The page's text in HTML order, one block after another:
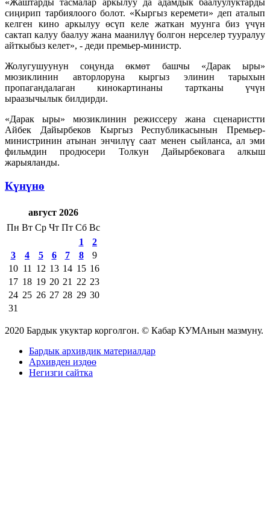
сиңирип тарбиялоого болот. «Кыргыз керемети» деп аталып
келген кино аркылуу өсүп келе жаткан муунга биз үчүн
сактап калуу баалуу жана маанилүү болгон нерселер тууралуу
айткыбыз келет», - деди премьер-министр.
Жолугушуунун соңунда өкмөт башчы «Дарак ыры»
мюзиклинин авторлоруна кыргыз элинин тарыхын
пропагандалаган кинокартинаны тартканы үчүн
ыраазычылык билдирди.
«Дарак ыры» мюзиклинин режиссеру жана сценаристти
Айбек Дайырбеков Кыргыз Республикасынын Премьер-
министринин атынан энчилүү саат менен сыйланса, ал эми
фильмдин продюсери Толкун Дайырбековага алкыш
жарыяланды.
Күнүнө
август 2026
Пн Вт Ср Чт Пт Сб Вс
1
2
3
4 5 6 7 8
9
10 11 12 13 14 15 16
17 18 19 20 21 22 23
24 25 26 27 28 29 30
31
2020 Бардык укуктар корголгон. © Кабар КУМАнын мазмуну.
Бардык архивдик материалдар
Архивден издөө
Негизги сайтка